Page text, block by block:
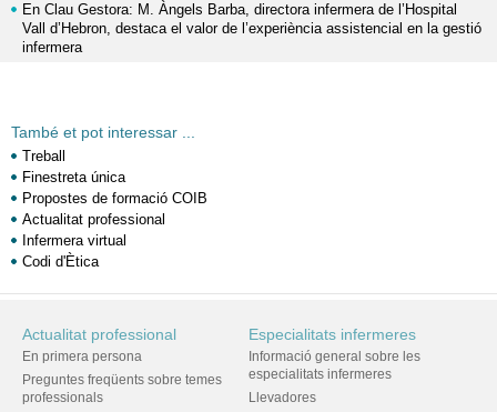
En Clau Gestora: M. Àngels Barba, directora infermera de l’Hospital
Vall d’Hebron, destaca el valor de l’experiència assistencial en la gestió
infermera
També et pot interessar ...
Treball
Finestreta única
Propostes de formació COIB
Actualitat professional
Infermera virtual
Codi d'Ètica
Actualitat professional
En primera persona
Preguntes freqüents sobre temes
professionals
Especialitats infermeres
Informació general sobre les
especialitats infermeres
Llevadores